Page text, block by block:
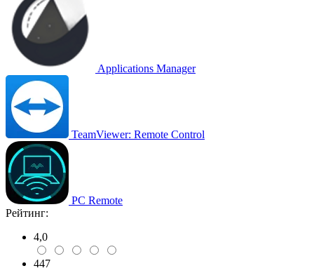
Applications Manager
TeamViewer: Remote Control
PC Remote
Рейтинг:
4,0
447